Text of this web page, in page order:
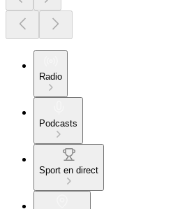
Radio
Podcasts
Sport en direct